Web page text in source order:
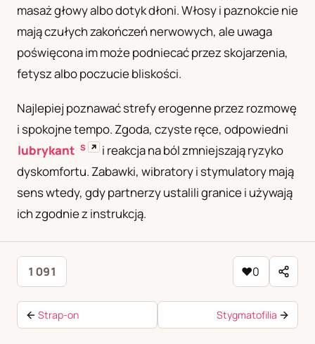
masaż głowy albo dotyk dłoni. Włosy i paznokcie nie
mają czułych zakończeń nerwowych, ale uwaga
poświęcona im może podniecać przez skojarzenia,
fetysz albo poczucie bliskości.
Najlepiej poznawać strefy erogenne przez rozmowę
i spokojne tempo. Zgoda, czyste ręce, odpowiedni
lubrykant S ↗ i reakcja na ból zmniejszają ryzyko
dyskomfortu. Zabawki, wibratory i stymulatory mają
sens wtedy, gdy partnerzy ustalili granice i używają
ich zgodnie z instrukcją.
1 091 ♥0
Strap-on Stygmatofilia